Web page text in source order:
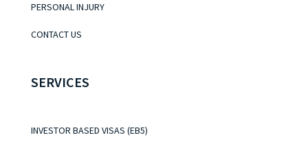
PERSONAL INJURY
CONTACT US
SERVICES
INVESTOR BASED VISAS (EB5)